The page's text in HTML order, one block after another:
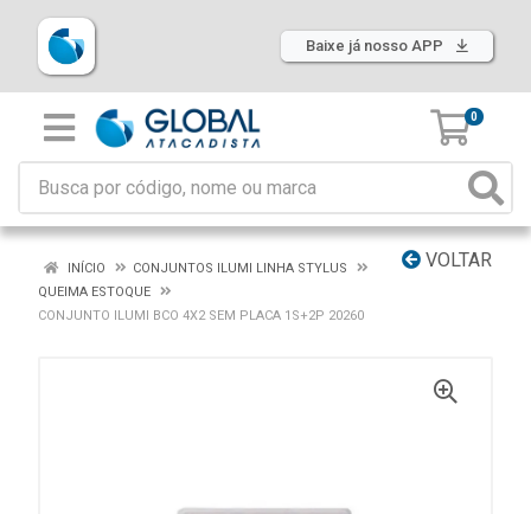
Baixe já nosso APP
0
VOLTAR
INÍCIO
CONJUNTOS ILUMI LINHA STYLUS
QUEIMA ESTOQUE
CONJUNTO ILUMI BCO 4X2 SEM PLACA 1S+2P 20260